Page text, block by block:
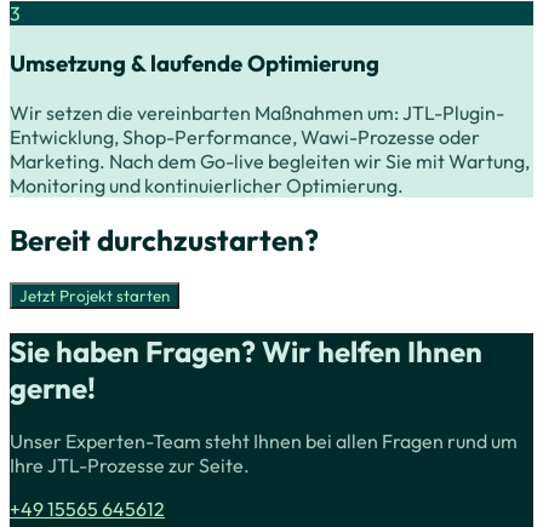
3
Umsetzung & laufende Optimierung
Wir setzen die vereinbarten Maßnahmen um: JTL-Plugin-
Entwicklung, Shop-Performance, Wawi-Prozesse oder
Marketing. Nach dem Go-live begleiten wir Sie mit Wartung,
Monitoring und kontinuierlicher Optimierung.
Bereit durchzustarten?
Jetzt Projekt starten
Sie haben Fragen? Wir helfen Ihnen
gerne!
Unser Experten-Team steht Ihnen bei allen Fragen rund um
Ihre JTL-Prozesse zur Seite.
+49 15565 645612